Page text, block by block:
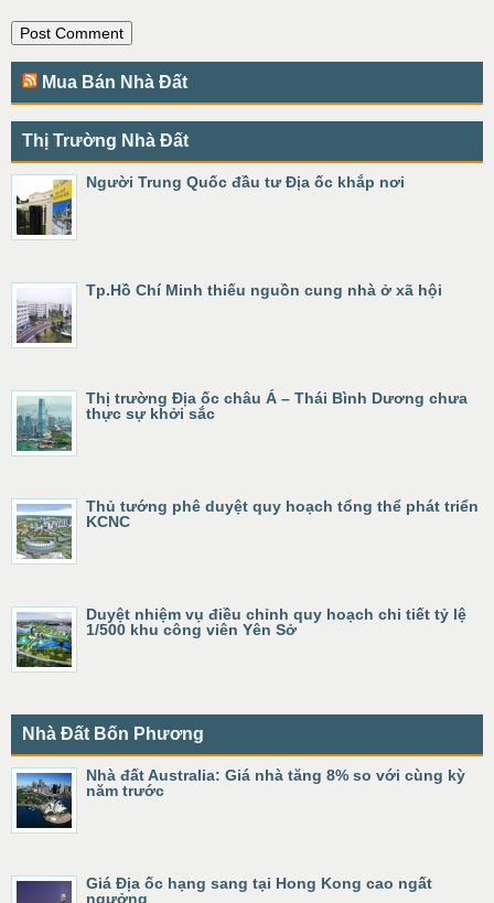
Mua Bán Nhà Đất
Thị Trường Nhà Đất
Người Trung Quốc đầu tư Địa ốc khắp nơi
Tp.Hồ Chí Minh thiếu nguồn cung nhà ở xã hội
Thị trường Địa ốc châu Á – Thái Bình Dương chưa
thực sự khởi sắc
Thủ tướng phê duyệt quy hoạch tổng thể phát triển
KCNC
Duyệt nhiệm vụ điều chỉnh quy hoạch chi tiết tỷ lệ
1/500 khu công viên Yên Sở
Nhà Đất Bốn Phương
Nhà đất Australia: Giá nhà tăng 8% so với cùng kỳ
năm trước
Giá Địa ốc hạng sang tại Hong Kong cao ngất
ngưởng